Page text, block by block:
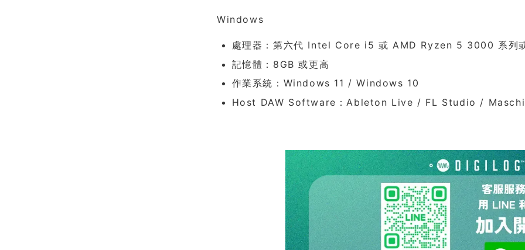
Windows
處理器：第六代 Intel Core i5 或 AMD Ryzen 5 3000 系列
記憶體：8GB 或更高
作業系統：Windows 11 / Windows 10
Host DAW Software：Ableton Live / FL Studio /